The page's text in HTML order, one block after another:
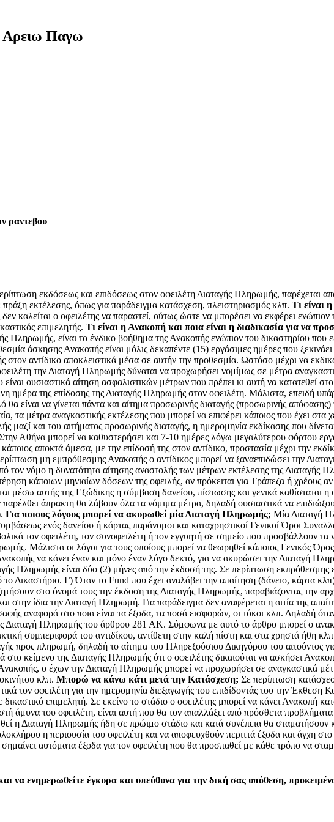
Αρειω Παγω
ραντεβου
εκδόσεως και επιδόσεως στον οφειλέτη Διαταγής Πληρωμής, παρέχεται
εκτέλεσης, όπως για παράδειγμα κατάσχεση, πλειστηριασμός κλπ. Τι είναι
καλείται ο οφειλέτης να παραστεί, ούτως ώστε να μπορέσει να εκφέρει ενώπιον
επιμελητής. Τι είναι η Ανακοπή και ποια είναι η διαδικασία για να
Πληρωμής, είναι το ένδικο βοήθημα της Ανακοπής ενώπιον του δικαστηρίου
άσκησης Ανακοπής είναι μόλις δεκαπέντε (15) εργάσιμες ημέρες που
στον αντίδικο αποκλειστικά μέσα σε αυτήν την προθεσμία. Ωστόσο μέχρι να
την Διαταγή Πληρωμής δύναται να προχωρήσει νομίμως σε μέτρα
ουσιαστικά αίτηση ασφαλιστικών μέτρων που πρέπει κι αυτή να κατατεθεί στο
της επίδοσης της Διαταγής Πληρωμής στον οφειλέτη. Μάλιστα, επειδή
είναι να γίνεται πάντα και αίτημα προσωρινής διαταγής (προσωρινής
τα μέτρα αναγκαστικής εκτέλεσης που μπορεί να επιφέρει κάποιος που έχει
μαζί και του αιτήματος προσωρινής διαταγής, η ημερομηνία εκδίκασης που
Αθήνα μπορεί να καθυστερήσει και 7-10 ημέρες λόγω μεγαλύτερου φόρτου
αποκτά άμεσα, με την επίδοσή της στον αντίδικο, προστασία μέχρι την
μη εμπρόθεσμης Ανακοπής ο αντίδικος μπορεί να ξαναεπιδώσει την
νόμο η δυνατότητα αίτησης αναστολής των μέτρων εκτέλεσης της Διαταγής
κάποιων μηνιαίων δόσεων της οφειλής, αν πρόκειται για Τράπεζα ή χρέους
αυτής της Εξώδικης η σύμβαση δανείου, πίστωσης και γενικά καθίσταται η
άπρακτη θα λάβουν όλα τα νόμιμα μέτρα, δηλαδή ουσιαστικά να
Για ποιους λόγους μπορεί να ακυρωθεί μία Διαταγή Πληρωμής; Μία Διαταγή
ενός δανείου ή κάρτας παράνομοι και καταχρηστικοί Γενικοί Όροι
τον οφειλέτη, τον συνοφειλέτη ή τον εγγυητή σε σημείο που προσβάλλουν τα
Μάλιστα οι λόγοι για τους οποίους μπορεί να θεωρηθεί κάποιος Γενικός
να κάνει έναν και μόνο έναν λόγο δεκτό, για να ακυρώσει την Διαταγή
Πληρωμής είναι δύο (2) μήνες από την έκδοσή της. Σε περίπτωση εκπρόθεσμης
Γ) Όταν το Fund που έχει αναλάβει την απαίτηση (δάνειο, κάρτα κλπ)
στο όνομά τους την έκδοση της Διαταγής Πληρωμής, παραβιάζοντας
ίδια την Διαταγή Πληρωμή. Για παράδειγμα δεν αναφέρεται η αιτία της
αναφορά στο ποια είναι τα έξοδα, τα ποσά εισφορών, οι τόκοι κλπ. Δηλαδή
Διαταγή Πληρωμής του άρθρου 281 ΑΚ. Σύμφωνα με αυτό το άρθρο μπορεί ο
συμπεριφορά του αντιδίκου, αντίθετη στην καλή πίστη και στα χρηστά ήθη
προς πληρωμή, δηλαδή το αίτημα του Πληρεξούσιου Δικηγόρου του αιτούντος
κείμενο της Διαταγής Πληρωμής ότι ο οφειλέτης δικαιούται να ασκήσει
ο έχων την Διαταγή Πληρωμής μπορεί να προχωρήσει σε αναγκαστικά
κλπ. Μπορώ να κάνω κάτι μετά την Κατάσχεση; Σε περίπτωση
τον οφειλέτη για την ημερομηνία διεξαγωγής του επιδίδοντάς του την Έκθεση
επιμελητή. Σε εκείνο το στάδιο ο οφειλέτης μπορεί να κάνει Ανακοπή
άμυνα του οφειλέτη, είναι αυτή που θα τον απαλλάξει από πρόσθετα
η Διαταγή Πληρωμής ήδη σε πρώιμο στάδιο και κατά συνέπεια θα σταματήσουν
η περιουσία του οφειλέτη και να αποφευχθούν περιττά έξοδα και άγχη στο
αυτόματα έξοδα για τον οφειλέτη που θα προσπαθεί με κάθε τρόπο να
να ενημερωθείτε έγκυρα και υπεύθυνα για την δική σας υπόθεση,